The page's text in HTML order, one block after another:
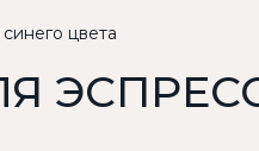
цвета